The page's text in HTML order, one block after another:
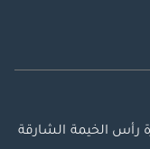
رأس الخيمة الشارقة